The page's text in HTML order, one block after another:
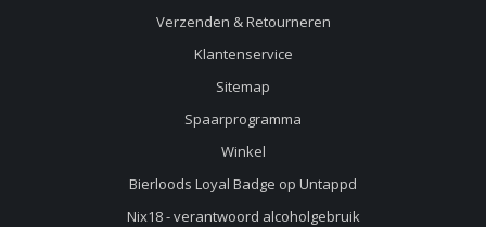
Verzenden & Retourneren
Klantenservice
Sitemap
Spaarprogramma
Winkel
Bierloods Loyal Badge op Untappd
Nix18 - verantwoord alcoholgebruik